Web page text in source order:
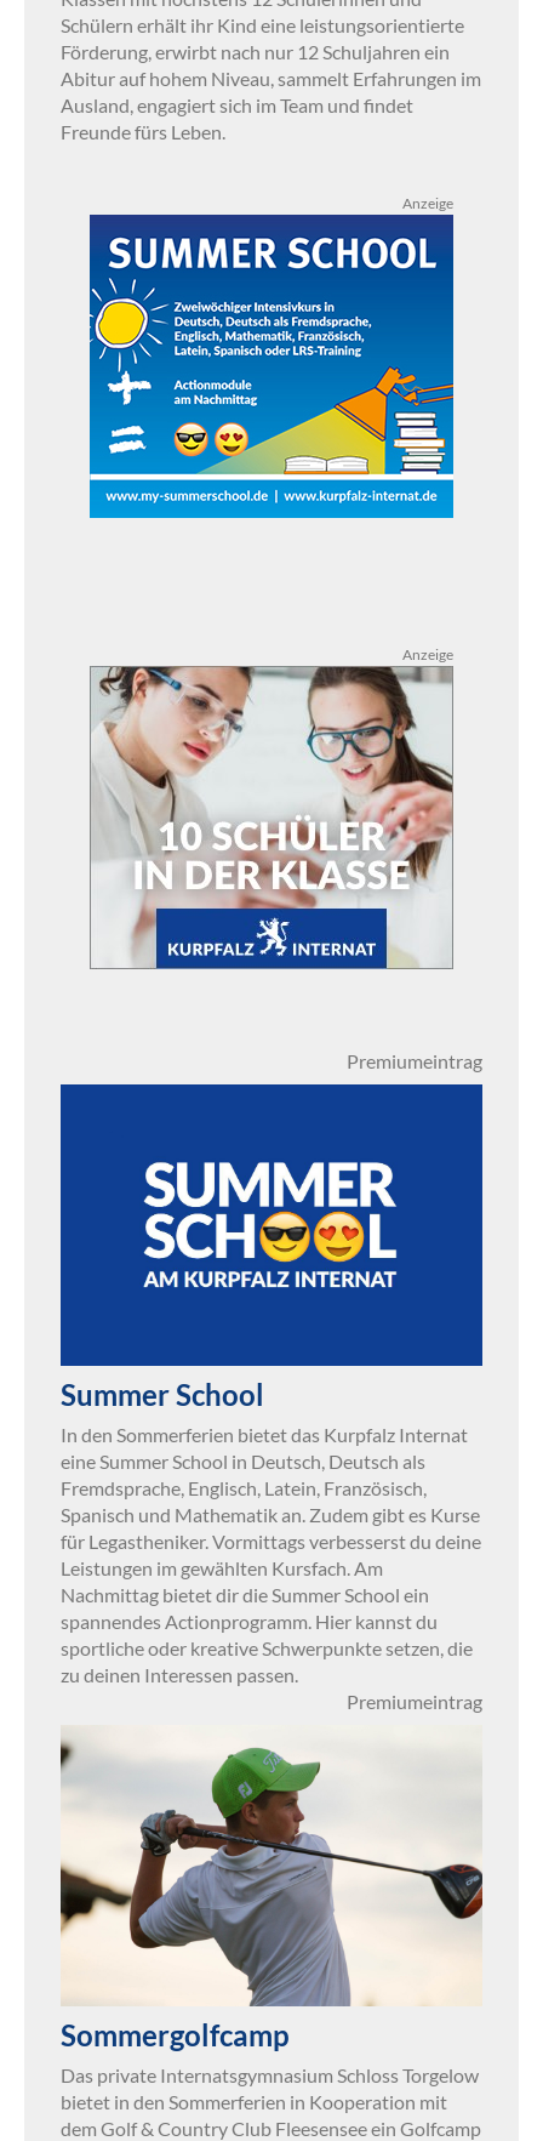
Schülern erhält ihr Kind eine leistungsorientierte
Förderung, erwirbt nach nur 12 Schuljahren ein
Abitur auf hohem Niveau, sammelt Erfahrungen im
Ausland, engagiert sich im Team und findet
Freunde fürs Leben.
Anzeige
Anzeige
Premiumeintrag
Summer School
In den Sommerferien bietet das Kurpfalz Internat
eine Summer School in Deutsch, Deutsch als
Fremdsprache, Englisch, Latein, Französisch,
Spanisch und Mathematik an. Zudem gibt es Kurse
für Legastheniker. Vormittags verbesserst du deine
Leistungen im gewählten Kursfach. Am
Nachmittag bietet dir die Summer School ein
spannendes Actionprogramm. Hier kannst du
sportliche oder kreative Schwerpunkte setzen, die
zu deinen Interessen passen.
Premiumeintrag
Sommergolfcamp
Das private Internatsgymnasium Schloss Torgelow
bietet in den Sommerferien in Kooperation mit
dem Golf & Country Club Fleesensee ein Golfcamp